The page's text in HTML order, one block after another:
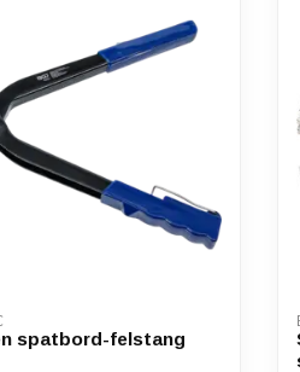
spatbord-felstang